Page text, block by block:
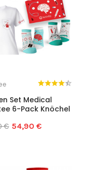
Set Medical
6-Pack Knöchel
€ 54,90 €